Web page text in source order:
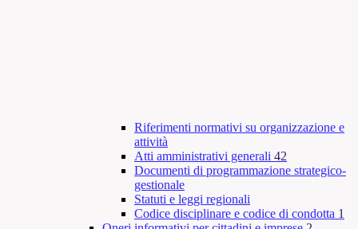
Riferimenti normativi su organizzazione e
attività
Atti amministrativi generali 42
Documenti di programmazione strategico-
gestionale
Statuti e leggi regionali
Codice disciplinare e codice di condotta 1